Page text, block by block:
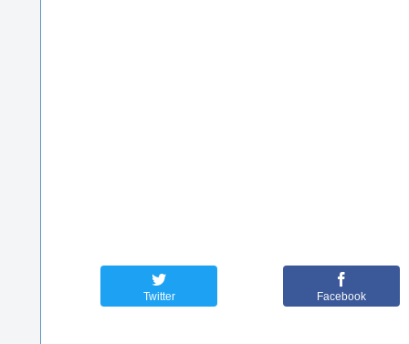
Twitter Facebook